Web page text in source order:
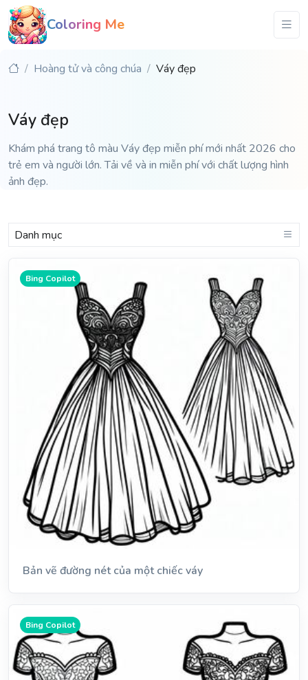
Coloring Me
Hoàng tử và công chúa Váy đẹp
Váy đẹp
Khám phá trang tô màu Váy đẹp miễn phí mới nhất 2026 cho
trẻ em và người lớn. Tải về và in miễn phí với chất lượng hình
ảnh đẹp.
Danh mục
Bing Copilot
Bản vẽ đường nét của một chiếc váy
Bing Copilot